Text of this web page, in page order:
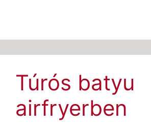
Túrós batyu
airfryerben